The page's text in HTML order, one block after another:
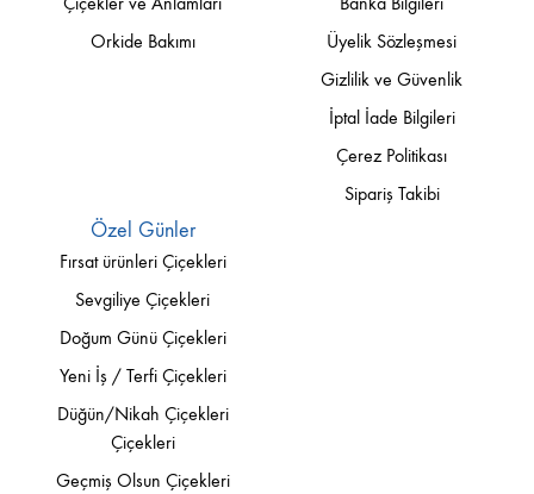
Orkide Bakımı
Üyelik Sözleşmesi
Gizlilik ve Güvenlik
İptal İade Bilgileri
Çerez Politikası
Sipariş Takibi
Özel Günler
Fırsat ürünleri Çiçekleri
Sevgiliye Çiçekleri
Doğum Günü Çiçekleri
Yeni İş / Terfi Çiçekleri
Düğün/Nikah Çiçekleri
Çiçekleri
Geçmiş Olsun Çiçekleri